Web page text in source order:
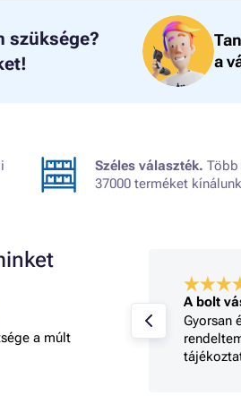
szüksége?
a
Széles választék.
37000 terméket
a múlt
egyébként
A bolt
Gyorsan